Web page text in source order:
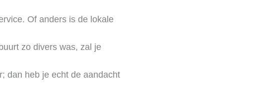
Of anders is de lokale
zo divers was, zal je
dan heb je echt de aandacht